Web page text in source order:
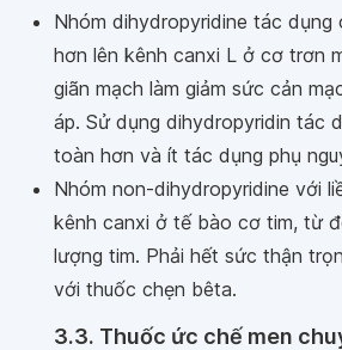
Nhóm dihydropyridine tác dụng
hơn lên kênh canxi L ở cơ trơn
giãn mạch làm giảm sức cản
áp. Sử dụng dihydropyridin tác
toàn hơn và ít tác dụng phụ
Nhóm non-dihydropyridine với
kênh canxi ở tế bào cơ tim, từ
lượng tim. Phải hết sức thận
với thuốc chẹn bêta.
3.3. Thuốc ức chế men